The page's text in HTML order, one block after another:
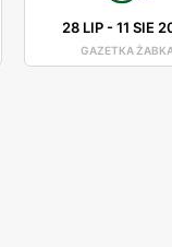
28 LIP-11 SIE
GAZETKA